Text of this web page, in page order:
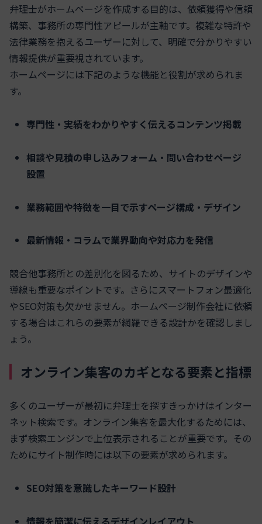
弁理士がホームページを作成する目的は、依頼獲得や信頼
構築、事務所の専門性アピールが主軸です。複雑な特許や
法律業務を抱えるユーザーに対して、明確で分かりやすい
情報提供が重要視されています。
ホームページには下記のような機能と役割が求められま
す。
専門性・実績をわかりやすく伝えるコンテンツ掲載
相談や見積の申し込みフォーム・問い合わせページ
設置
業務範囲や特徴を一目で示すページ構成・デザイン
最新情報・コラムで業界動向や対応力を発信
競合他事務所との差別化を図るため、サイトのデザインや
導線も重要なポイントです。さらにスマートフォン最適化
やSEO対策も欠かせません。ホームページ制作会社に依頼
する場合はこれらの要素が網羅できる設計かを確認しまし
ょう。
オンライン集客のカギとなる要素と指標
多くのユーザーが最初に弁理士を探すきっかけはインター
ネット検索です。オンライン集客を最大化するためには、
まず検索エンジンで上位表示されることが重要です。その
ためにサイト制作時には以下の要素が求められます。
SEO対策を意識したキーワード設計
情報を簡潔に伝えるデザインレイアウト